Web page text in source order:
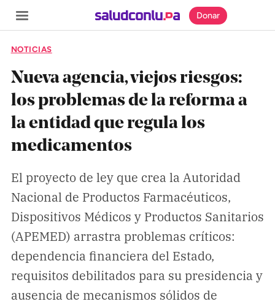
SECCIONES
Inicio
Noticias
Especiales
Nosotros
COBERTURAS
Comprueba
Climatopedia
Donar
NOTICIAS
Nueva agencia, viejos riesgos:
los problemas de la reforma a
la entidad que regula los
medicamentos
El proyecto de ley que crea la Autoridad
Nacional de Productos Farmacéuticos,
Dispositivos Médicos y Productos Sanitarios
(APEMED) arrastra problemas críticos:
dependencia financiera del Estado,
requisitos debilitados para su presidencia y
ausencia de mecanismos sólidos de